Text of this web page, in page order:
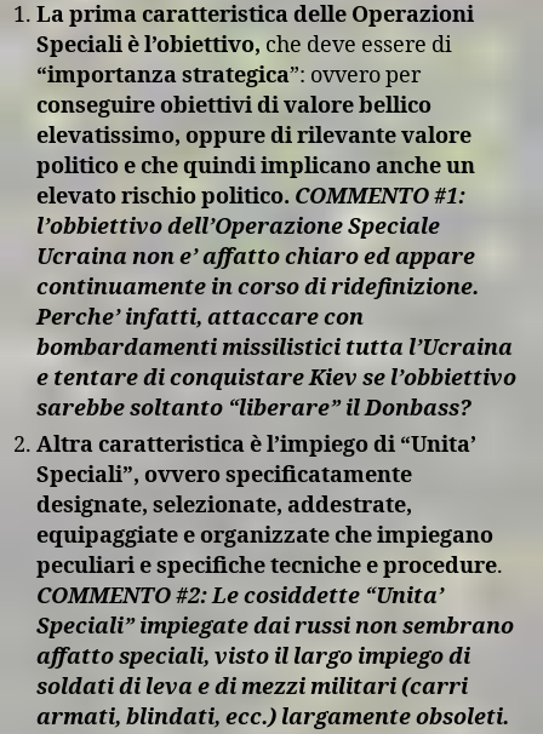
La prima caratteristica delle Operazioni
Speciali è l’obiettivo, che deve essere di
“importanza strategica”: ovvero per
conseguire obiettivi di valore bellico
elevatissimo, oppure di rilevante valore
politico e che quindi implicano anche un
elevato rischio politico. COMMENTO #1:
l’obbiettivo dell’Operazione Speciale
Ucraina non e’ affatto chiaro ed appare
continuamente in corso di ridefinizione.
Perche’ infatti, attaccare con
bombardamenti missilistici tutta l’Ucraina
e tentare di conquistare Kiev se l’obbiettivo
sarebbe soltanto “liberare” il Donbass?
Altra caratteristica è l’impiego di “Unita’
Speciali”, ovvero specificatamente
designate, selezionate, addestrate,
equipaggiate e organizzate che impiegano
peculiari e specifiche tecniche e procedure.
COMMENTO #2: Le cosiddette “Unita’
Speciali” impiegate dai russi non sembrano
affatto speciali, visto il largo impiego di
soldati di leva e di mezzi militari (carri
armati, blindati, ecc.) largamente obsoleti.